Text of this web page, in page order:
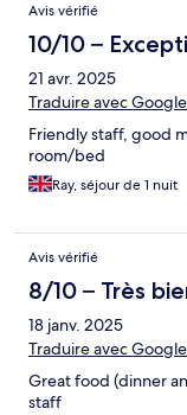
Avis vérifié
10/10 –
21 avr. 2025
Traduire avec Google
Friendly staff, good
room/bed
Ray, séjour de 1 nuit
Avis vérifié
8/10 – Très
18 janv. 2025
Traduire avec Google
Great food (dinner
staff